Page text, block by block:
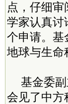
点，仔细
学家认真讨
个申请。基
地球与生命
基金委
会见了中方